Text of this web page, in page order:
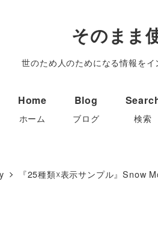
そのまま
世のため人のためになる情報を
Home
ホーム
Blog
ブログ 検索
『25種類☓表示サンプル』Snow